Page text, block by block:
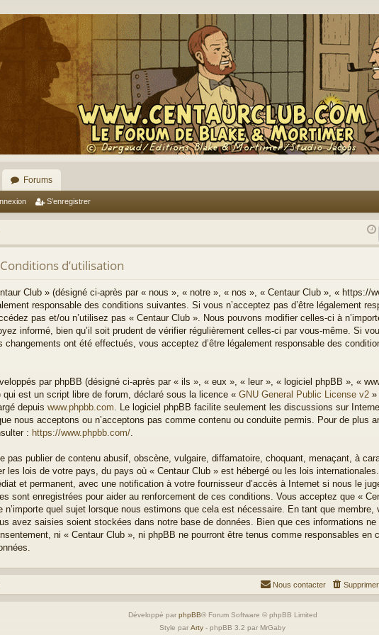
Forums
S’enregistrer
d’utilisation
Club » (désigné ci-après par « nous », « notre », « nos », « Centaur Club », « https://
responsable des conditions suivantes. Si vous n’acceptez pas d’être légalement
pas et/ou n’utilisez pas « Centaur Club ». Nous pouvons modifier celles-ci à
informé, bien qu’il soit prudent de vérifier régulièrement celles-ci par vous-même. Si
changements ont été effectués, vous acceptez d’être légalement responsable des
par phpBB (désigné ci-après par « ils », « eux », « leur », « logiciel phpBB », «
qui est un script libre de forum, déclaré sous la licence « GNU General Public License v2 »
depuis www.phpbb.com . Le logiciel phpBB facilite seulement les discussions sur
nous acceptons ou n’acceptons pas comme contenu ou conduite permis. Pour de plus
: https://www.phpbb.com/
pas publier de contenu abusif, obscène, vulgaire, diffamatoire, choquant, menaçant, à
les lois de votre pays, du pays où « Centaur Club » est hébergé ou les lois
et permanent, avec une notification à votre fournisseur d’accès à Internet si nous le
sont enregistrées pour aider au renforcement de ces conditions. Vous acceptez que «
n’importe quel sujet lorsque nous estimons que cela est nécessaire. En tant que
avez saisies soient stockées dans notre base de données. Bien que ces informations
ni « Centaur Club », ni phpBB ne pourront être tenus comme responsables en
Nous contacter
Développé par phpBB® Forum Software © phpBB Limited
Style par Arty - phpBB 3.2 par MrGaby